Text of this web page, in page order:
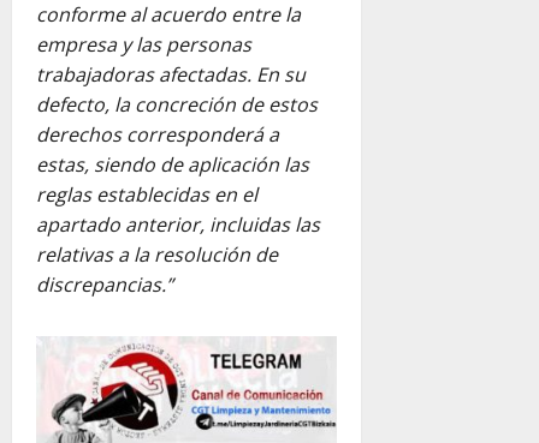
conforme al acuerdo entre la
empresa y las personas
trabajadoras afectadas. En su
defecto, la concreción de estos
derechos corresponderá a
estas, siendo de aplicación las
reglas establecidas en el
apartado anterior, incluidas las
relativas a la resolución de
discrepancias.”